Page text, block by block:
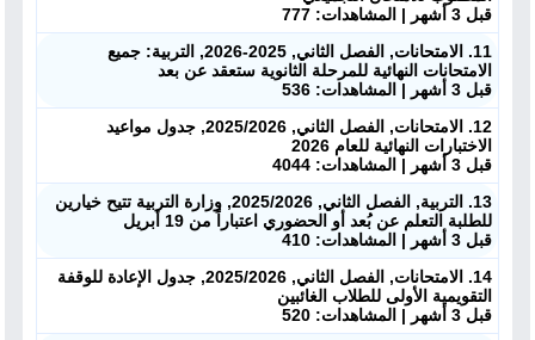
ملفات اليوم
ابحث عن مدرس
أحدث الأخبار
جميع الصفوف
منصات
مدرسو المناهج
قبل 3 أشهر | المشاهدات: 777
11. الامتحانات, الفصل الثاني, 2025-2026, التربية: جميع
الامتحانات النهائية للمرحلة الثانوية ستعقد عن بعد
قبل 3 أشهر | المشاهدات: 536
12. الامتحانات, الفصل الثاني, 2025/2026, جدول مواعيد
الاختبارات النهائية للعام 2026
قبل 3 أشهر | المشاهدات: 4044
13. التربية, الفصل الثاني, 2025/2026, وزارة التربية تتيح خيارين
للطلبة التعلم عن بُعد أو الحضوري اعتباراً من 19 أبريل
قبل 3 أشهر | المشاهدات: 410
14. الامتحانات, الفصل الثاني, 2025/2026, جدول الإعادة للوقفة
التقويمية الأولى للطلاب الغائبين
قبل 3 أشهر | المشاهدات: 520